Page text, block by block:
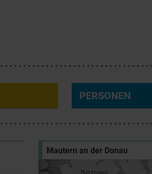
PERSONEN
Mautern an der Donau